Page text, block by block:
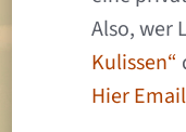
Also, wer
Kulissen“
Hier